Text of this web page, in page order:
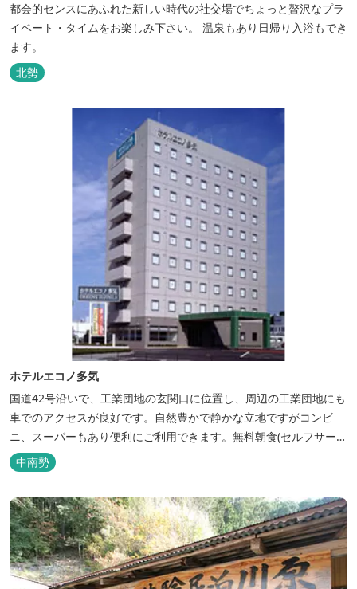
都会的センスにあふれた新しい時代の社交場でちょっと贅沢なプラ
イベート・タイムをお楽しみ下さい。 温泉もあり日帰り入浴もでき
ます。
北勢
ホテルエコノ多気
国道42号沿いで、工業団地の玄関口に位置し、周辺の工業団地にも
車でのアクセスが良好です。自然豊かで静かな立地ですがコンビ
ニ、スーパーもあり便利にご利用できます。無料朝食(セルフサービ
ス)、大型無料駐車場も完備。
中南勢